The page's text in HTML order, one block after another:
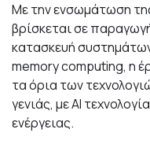
Με την ενσωμάτωση
βρίσκεται σε
κατασκευή
memory computing, η
τα όρια των
γενιάς, με AI
ενέργειας.